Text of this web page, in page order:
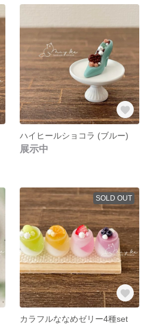
ハイヒールショコラ (ブルー)
展示中
SOLD OUT
カラフルななめゼリー4種set